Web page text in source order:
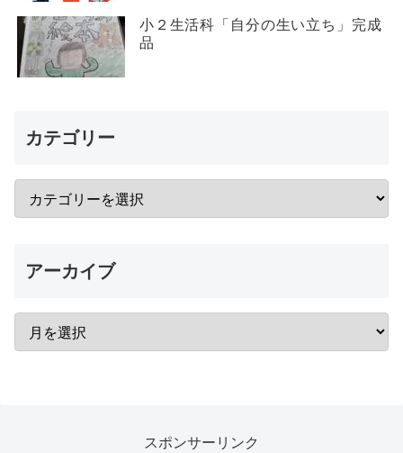
小２生活科「自分の生い立ち」完成
品
カテゴリー
アーカイブ
スポンサーリンク